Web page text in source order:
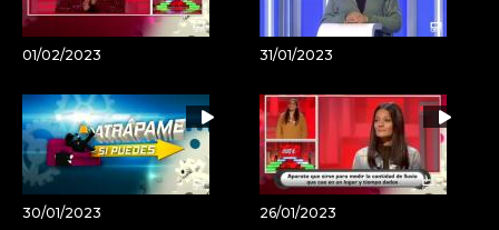
01/02/2023 31/01/2023
30/01/2023 26/01/2023